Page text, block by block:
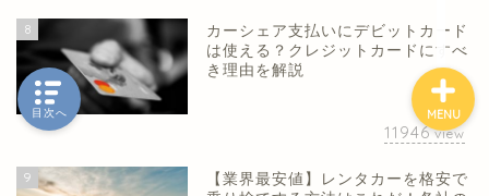
8
カーシェア支払いにデビットカード
は使える？クレジットカードにすべ
き理由を解説
11946view
9
【業界最安値】レンタカーを格安で
MENU
目次へ